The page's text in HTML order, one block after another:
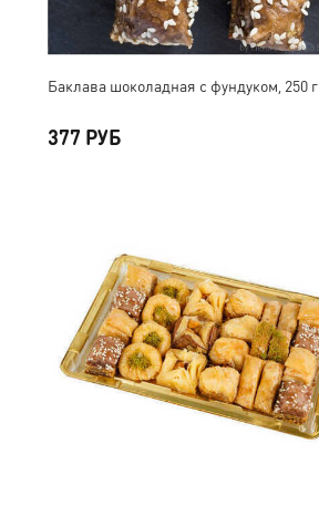
Баклава шоколадная с фундуком, 250 г
377 РУБ